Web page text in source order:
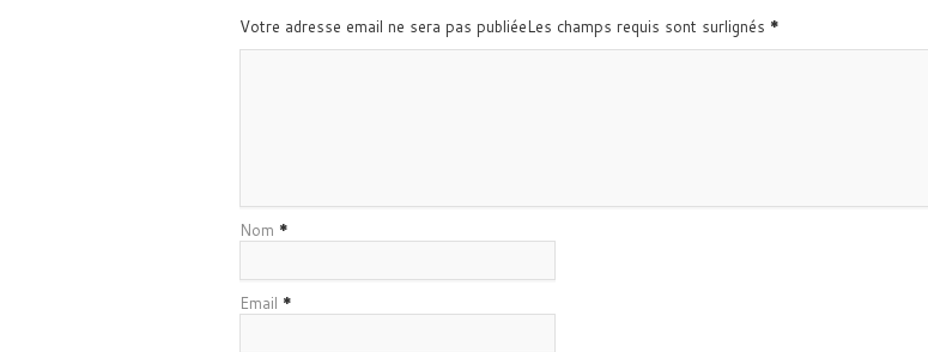
Votre adresse email ne sera pas publiéeLes champs requis sont surlignés *
Nom *
Email *